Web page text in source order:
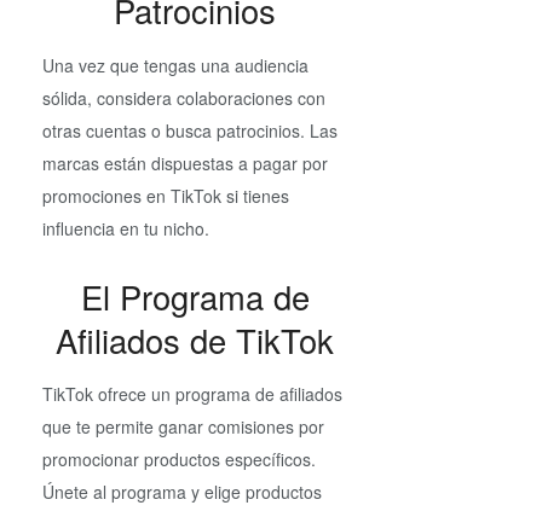
Patrocinios
Una vez que tengas una audiencia
sólida, considera colaboraciones con
otras cuentas o busca patrocinios. Las
marcas están dispuestas a pagar por
promociones en TikTok si tienes
influencia en tu nicho.
El Programa de
Afiliados de TikTok
TikTok ofrece un programa de afiliados
que te permite ganar comisiones por
promocionar productos específicos.
Únete al programa y elige productos